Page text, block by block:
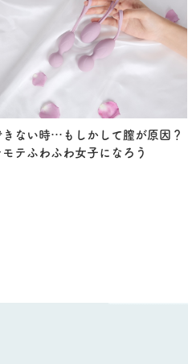
きない時…もしかして膣が原因？
テふわふわ女子になろう